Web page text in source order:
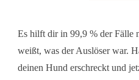
Es hilft dir in 99,9 % der Fälle
weißt, was der Auslöser war.
deinen Hund erschreckt und